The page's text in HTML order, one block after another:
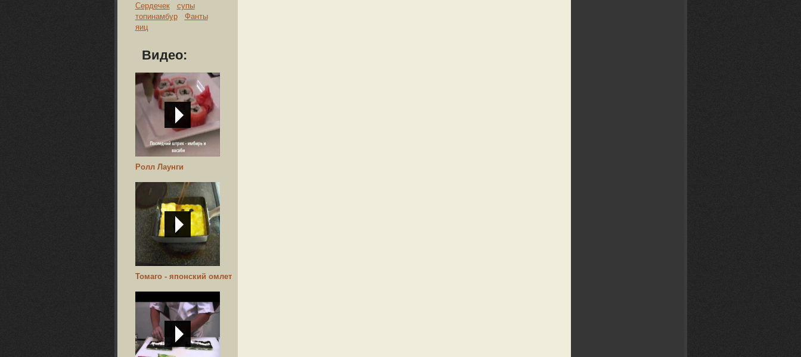
Сердечек
супы
топинамбур
Фанты
яиц
Видео:
Ролл Лаунги
Томаго - японский омлет